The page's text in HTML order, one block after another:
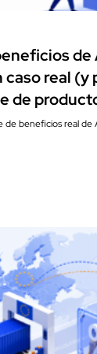
de
caso real (y
de
de beneficios real de